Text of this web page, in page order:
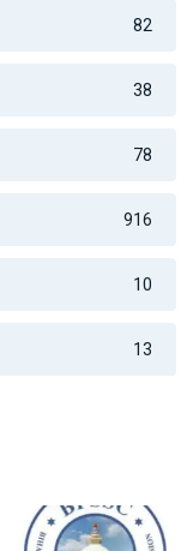
82
38
78
916
10
13